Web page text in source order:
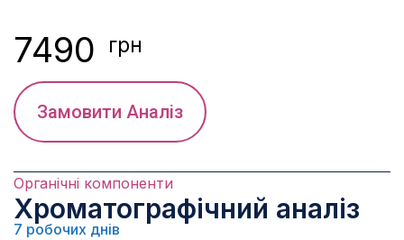
7490 грн
Замовити Аналіз
Органічні компоненти
Хроматографічний аналіз
7 робочих днів